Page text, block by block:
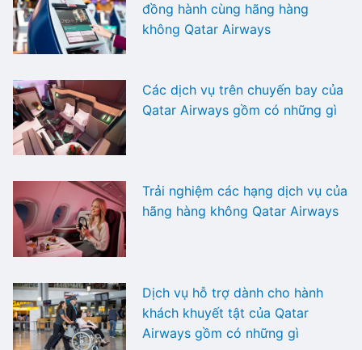
đồng hành cùng hãng hàng
không Qatar Airways
Các dịch vụ trên chuyến bay của
Qatar Airways gồm có những gì
Trải nghiệm các hạng dịch vụ của
hãng hàng không Qatar Airways
Dịch vụ hỗ trợ dành cho hành
khách khuyết tật của Qatar
Airways gồm có những gì